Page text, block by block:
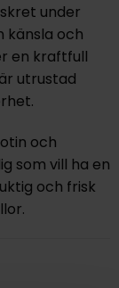
under
känsla och
en kraftfull
utrustad
och
som vill ha en
och frisk